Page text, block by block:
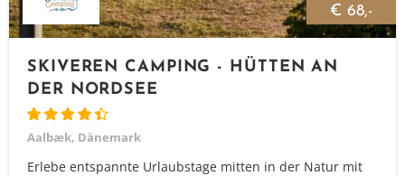
€ 68,-
SKIVEREN CAMPING - HÜTTEN AN
DER NORDSEE
Aalbæk, Dänemark
Erlebe entspannte Urlaubstage mitten in der Natur mit